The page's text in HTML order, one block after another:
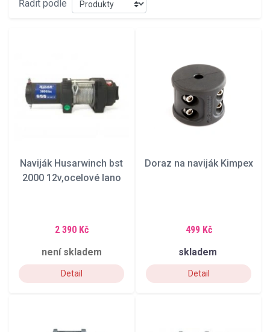
Řadit podle
Naviják Husarwinch bst
2000 12v,ocelové lano
2 390 Kč
není skladem
Detail
Doraz na naviják Kimpex
499 Kč
skladem
Detail